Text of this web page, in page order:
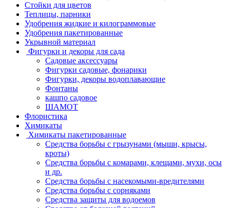
Стойки для цветов
Теплицы, парники
Удобрения жидкие и килограммовые
Удобрения пакетированные
Укрывной материал
Фигурки и декоры для сада
Садовые аксессуары
Фигурки садовые, фонарики
Фигурки, декоры водоплавающие
Фонтаны
кашпо садовое
ШАМОТ
Флористика
Химикаты
Химикаты пакетированные
Средства борьбы с грызунами (мыши, крысы,
кроты)
Средства борьбы с комарами, клещами, мухи, осы
и др.
Средства борьбы с насекомыми-вредителями
Средства борьбы с сорняками
Средства защиты для водоемов